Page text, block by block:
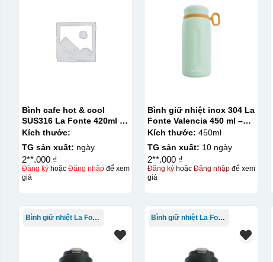
Bình cafe hot & cool
SUS316 La Fonte 420ml –
012775
Kích thước:
TG sản xuất: ngày
2**.000 ₫
Đăng kýhoặc Đăng nhậpđể xem
giá
Bình giữ nhiệt inox 304 La
Fonte Valencia 450 ml –
012355
Kích thước: 450ml
TG sản xuất: 10 ngày
2**.000 ₫
Đăng ký hoặcĐăng nhập để xem
giá
Bình giữ nhiệt La Fonte Bình giữ nhiệt La Fonte